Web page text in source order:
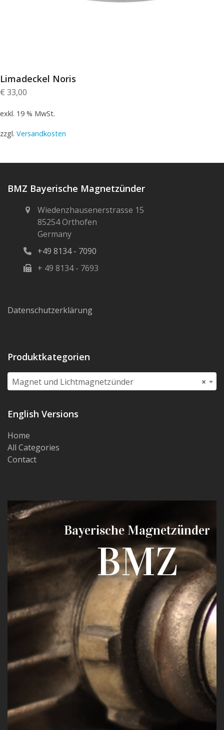
Limadeckel Noris
€ 33,00
exkl. 19 % MwSt.
zzgl. Versandkosten
BMZ Bayerische Magnetzünder
Wiedenzhausenerstrasse 15
85254 Orthofen
Germany
+49 8134 - 7090
+ 49 8134 - 7693
Datenschutzerklärung
Produktkategorien
×
Magnet und Lichtmagnetzünder
English Versions
Home
All Categories
Contact
Bayerische Magnetzünder
BMZ